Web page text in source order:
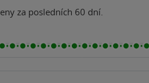
za posledních 60 dní.